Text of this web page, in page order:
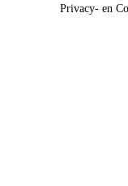
Privacy- en